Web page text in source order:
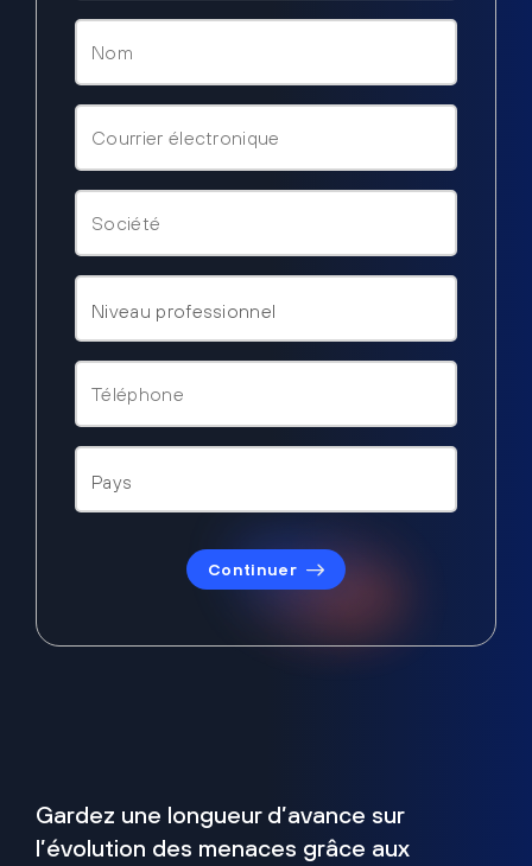
Continuer
Gardez une longueur d’avance sur
l’évolution des menaces grâce aux